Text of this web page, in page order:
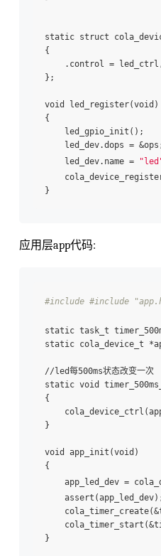
static struct
{
.control =
};
void led_register(void)
{
led_gpio_init();
led_dev.dops =
led_dev.name =
应用层app代码:
#include #include
static task_t
static cola_device_t
//led每500ms状态改变一次
static void
{
}
void app_init(void)
{
app_led_dev =